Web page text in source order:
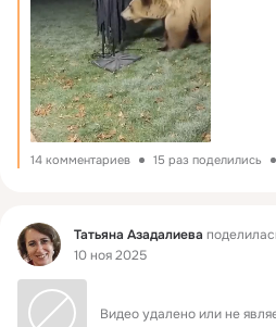
14 комментариев 15 раз поделились
Фид Татьяна Азадалиева
10 ноя 2025
Видео удалено или не